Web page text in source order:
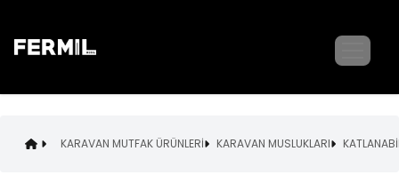
KARAVAN MUTFAK ÜRÜNLERİ KARAVAN MUSLUKLARI